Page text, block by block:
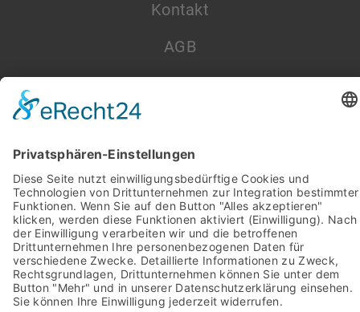
Kontakt
AGB
Datenschutz
Impressum